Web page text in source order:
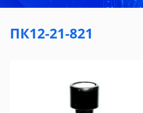
ПК12-21-821